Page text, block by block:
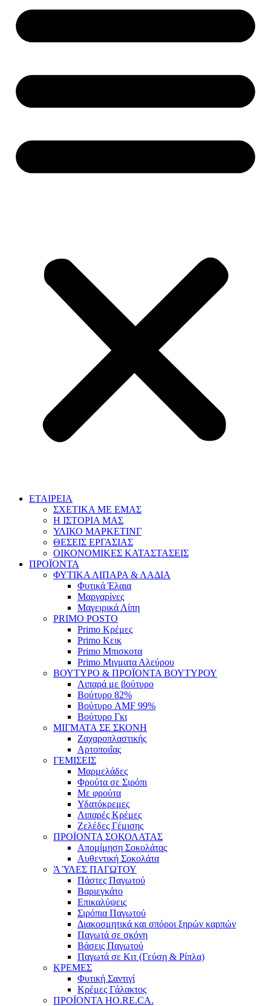
ΕΤΑΙΡΕΙΑ
ΣΧΕΤΙΚΑ ΜΕ ΕΜΑΣ
Η ΙΣΤΟΡΙΑ ΜΑΣ
ΥΛΙΚΟ ΜΑΡΚΕΤΙΝΓ
ΘΕΣΕΙΣ ΕΡΓΑΣΙΑΣ
ΟΙΚΟΝΟΜΙΚΕΣ ΚΑΤΑΣΤΑΣΕΙΣ
ΠΡΟΪΟΝΤΑ
ΦΥΤΙΚΑ ΛΙΠΑΡΑ & ΛΑΔΙΑ
Φυτικά Έλαια
Μαργαρίνες
Μαγειρικά Λίπη
PRIMO POSTO
Primo Κρέμες
Primo Κεικ
Primo Μπισκοτα
Primo Μιγματα Αλεύρου
ΒΟΥΤΥΡΟ & ΠΡΟΪΟΝΤΑ ΒΟΥΤΥΡΟΥ
Λιπαρά με βούτυρο
Βούτυρο 82%
Βούτυρο AMF 99%
Βούτυρο Γκι
ΜΙΓΜΑΤΑ ΣΕ ΣΚΟΝΗ
Ζαχαροπλαστικής
Αρτοποιΐας
ΓΕΜΙΣΕΙΣ
Μαρμελάδες
Φρούτα σε Σιρόπι
Με φρούτα
Υδατόκρεμες
Λιπαρές Κρέμες
Ζελέδες Γέμισης
ΠΡΟΪΟΝΤΑ ΣΟΚΟΛΑΤΑΣ
Απομίμηση Σοκολάτας
Αυθεντική Σοκολάτα
Ά ΎΛΕΣ ΠΑΓΩΤΟΥ
Πάστες Παγωτού
Βαριεγκάτο
Επικαλύψεις
Σιρόπια Παγωτού
Διακοσμητικά και σπόροι ξηρών καρπών
Παγωτά σε σκόνη
Βάσεις Παγωτού
Παγωτά σε Κιτ (Γεύση & Ρίπλα)
ΚΡΕΜΕΣ
Φυτική Σαντιγί
Κρέμες Γάλακτος
ΠΡΟΪΟΝΤΑ HO.RE.CA.